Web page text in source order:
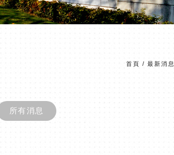
所有消息
首頁 / 最新消息